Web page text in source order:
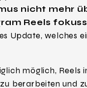
nicht mehr
Reels
Update, welches
möglich, Reels
berarbeiten und